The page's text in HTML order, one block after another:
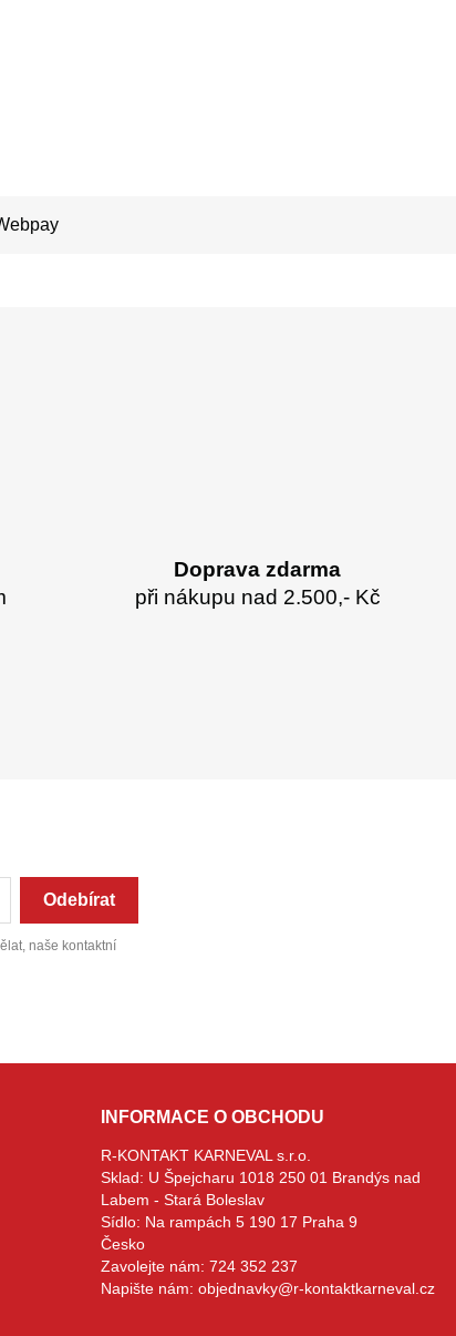
Doprava zdarma
při nákupu nad 2.500,- Kč
naše kontaktní
INFORMACE O OBCHODU
R-KONTAKT KARNEVAL s.r.o.
Sklad: U Špejcharu 1018 250 01 Brandýs nad
Labem - Stará Boleslav
Sídlo: Na rampách 5 190 17 Praha 9
Česko
Zavolejte nám: 724 352 237
Napište nám: objednavky@r-kontaktkarneval.cz